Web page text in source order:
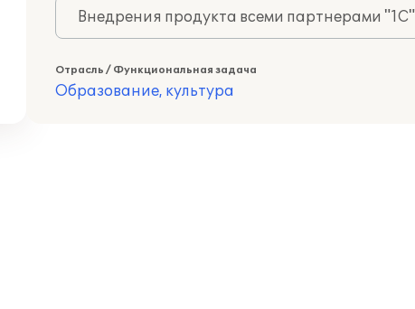
Внедрения продукта всеми партнерами "1С"
Отрасль / Функциональная задача
Образование, культура